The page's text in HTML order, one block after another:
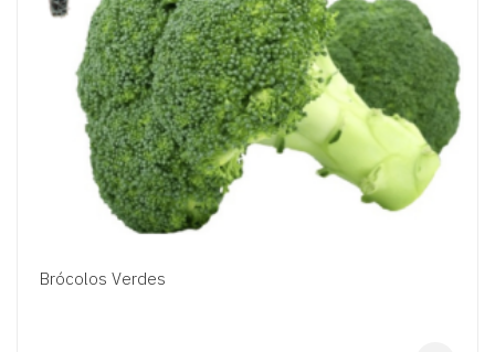
Brócolos Verdes